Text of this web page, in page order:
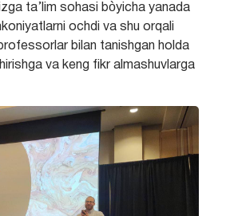
ta’lim sohasi bòyicha yanada
ochdi va shu orqali
bilan tanishgan holda
va keng fikr almashuvlarga